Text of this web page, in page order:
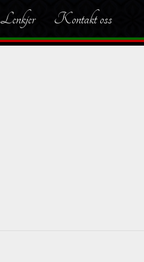
Lenkjer Kontakt oss